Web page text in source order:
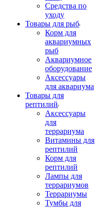
Средства по
уходу
Товары для рыб
Корм для
аквариумных
рыб
Аквариумное
оборудование
Аксессуары
для аквариума
Товары для
рептилий
Аксессуары
для
террариума
Витамины для
рептилий
Корм для
рептилий
Лампы для
террариумов
Террариумы
Тумбы для